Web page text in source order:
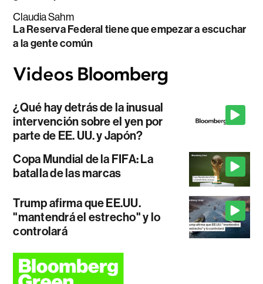
Claudia Sahm
La Reserva Federal tiene que empezar a escuchar
a la gente común
¿Qué hay detrás de la inusual
intervención sobre el yen por
parte de EE. UU. y Japón?
Copa Mundial de la FIFA: La
batalla de las marcas
Trump afirma que EE.UU.
"mantendrá el estrecho" y lo
controlará